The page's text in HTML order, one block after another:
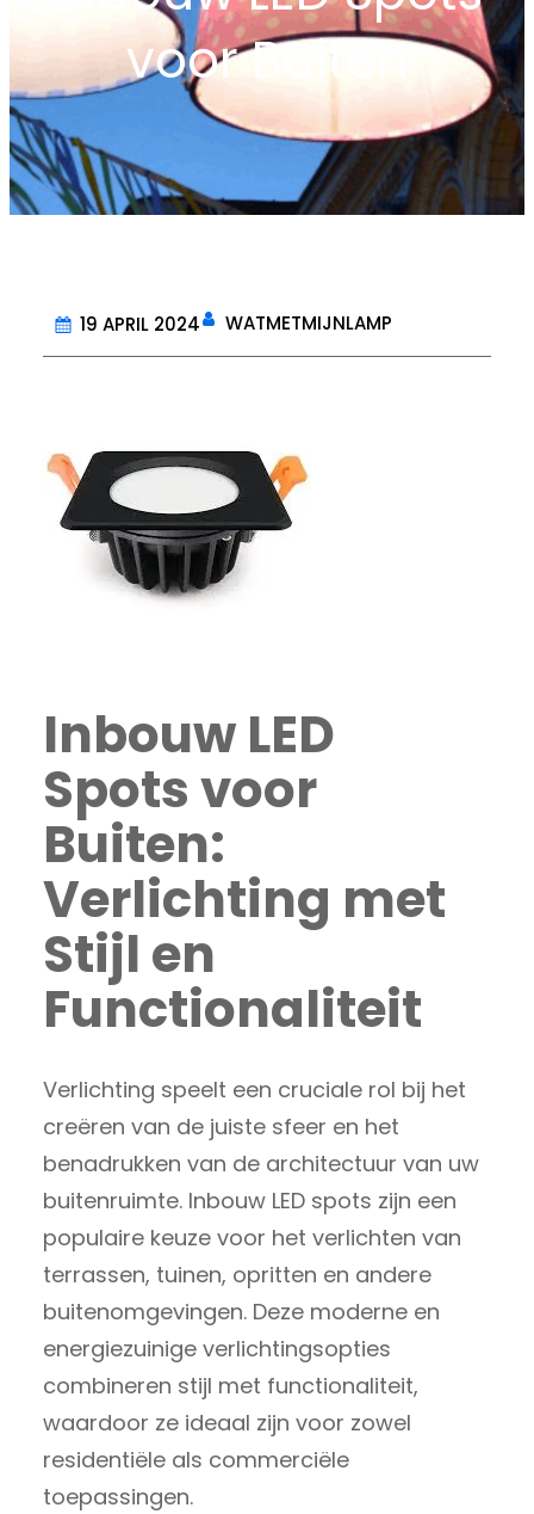
voor Buiten
19 APRIL 2024 WATMETMIJNLAMP
Inbouw LED
Spots voor
Buiten:
Verlichting met
Stijl en
Functionaliteit
Verlichting speelt een cruciale rol bij het
creëren van de juiste sfeer en het
benadrukken van de architectuur van uw
buitenruimte. Inbouw LED spots zijn een
populaire keuze voor het verlichten van
terrassen, tuinen, opritten en andere
buitenomgevingen. Deze moderne en
energiezuinige verlichtingsopties
combineren stijl met functionaliteit,
waardoor ze ideaal zijn voor zowel
residentiële als commerciële
toepassingen.